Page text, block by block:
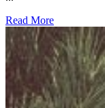
Read More